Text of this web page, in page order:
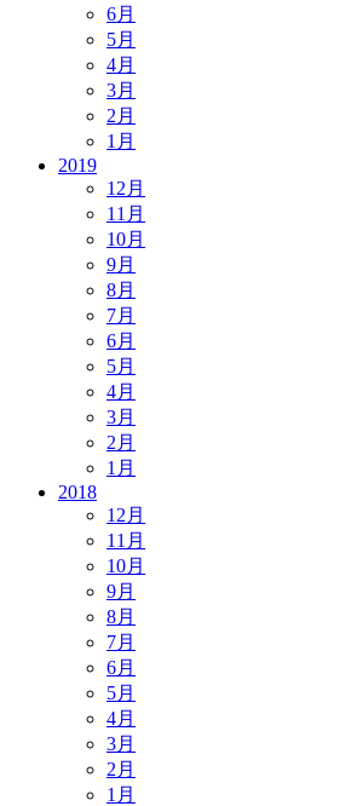
6月
5月
4月
3月
2月
1月
2019
12月
11月
10月
9月
8月
7月
6月
5月
4月
3月
2月
1月
2018
12月
11月
10月
9月
8月
7月
6月
5月
4月
3月
2月
1月